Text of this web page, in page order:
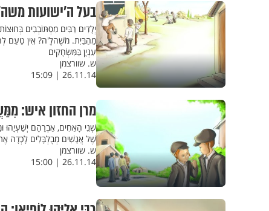
בעל ה'ישועות
יְלָדִים רַבִּים מִסְתּוֹבְבִים
מֵהַבַּיִת. מֹשֶׁהלֶ'ה? אֵין טַעַם
עִנְיָן בַּמִּשְׂחָקִים
ש. שוורצמן
26.11.14 | 15:09
מרן החזון איש:
שְׁנֵי הָאַחִים, אַבְרָהָם יְשַׁעְיָהוּ
שֶׁל אֲנָשִׁים מְבֻלְבָּלִים לָכְדָה
ש. שוורצמן
26.11.14 | 15:00